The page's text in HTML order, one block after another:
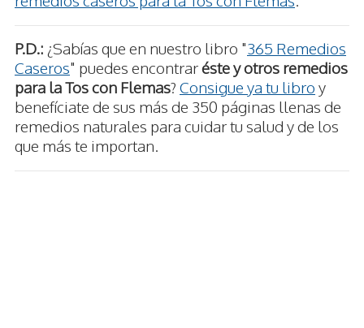
P.D.: ¿Sabías que en nuestro libro "365 Remedios
Caseros" puedes encontraréste y otros remedios
para la Tos con Flemas? Consigue ya tu libro y
benefíciate de sus más de 350 páginas llenas de
remedios naturales para cuidar tu salud y de los
que más te importan.